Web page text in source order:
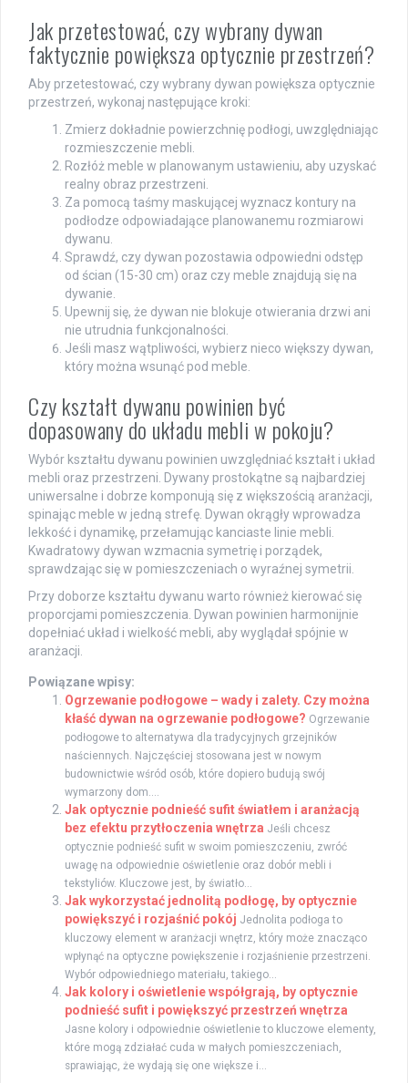
Jak przetestować, czy wybrany dywan
faktycznie powiększa optycznie przestrzeń?
Aby przetestować, czy wybrany dywan powiększa optycznie
przestrzeń, wykonaj następujące kroki:
Zmierz dokładnie powierzchnię podłogi, uwzględniając
rozmieszczenie mebli.
Rozłóż meble w planowanym ustawieniu, aby uzyskać
realny obraz przestrzeni.
Za pomocą taśmy maskującej wyznacz kontury na
podłodze odpowiadające planowanemu rozmiarowi
dywanu.
Sprawdź, czy dywan pozostawia odpowiedni odstęp
od ścian (15-30 cm) oraz czy meble znajdują się na
dywanie.
Upewnij się, że dywan nie blokuje otwierania drzwi ani
nie utrudnia funkcjonalności.
Jeśli masz wątpliwości, wybierz nieco większy dywan,
który można wsunąć pod meble.
Czy kształt dywanu powinien być
dopasowany do układu mebli w pokoju?
Wybór kształtu dywanu powinien uwzględniać kształt i układ
mebli oraz przestrzeni. Dywany prostokątne są najbardziej
uniwersalne i dobrze komponują się z większością aranżacji,
spinając meble w jedną strefę. Dywan okrągły wprowadza
lekkość i dynamikę, przełamując kanciaste linie mebli.
Kwadratowy dywan wzmacnia symetrię i porządek,
sprawdzając się w pomieszczeniach o wyraźnej symetrii.
Przy doborze kształtu dywanu warto również kierować się
proporcjami pomieszczenia. Dywan powinien harmonijnie
dopełniać układ i wielkość mebli, aby wyglądał spójnie w
aranżacji.
Powiązane wpisy:
Ogrzewanie podłogowe – wady i zalety. Czy można
kłaść dywan na ogrzewanie podłogowe? Ogrzewanie
podłogowe to alternatywa dla tradycyjnych grzejników
naściennych. Najczęściej stosowana jest w nowym
budownictwie wśród osób, które dopiero budują swój
wymarzony dom....
Jak optycznie podnieść sufit światłem i aranżacją
bez efektu przytłoczenia wnętrza Jeśli chcesz
optycznie podnieść sufit w swoim pomieszczeniu, zwróć
uwagę na odpowiednie oświetlenie oraz dobór mebli i
tekstyliów. Kluczowe jest, by światło...
Jak wykorzystać jednolitą podłogę, by optycznie
powiększyć i rozjaśnić pokój Jednolita podłoga to
kluczowy element w aranżacji wnętrz, który może znacząco
wpłynąć na optyczne powiększenie i rozjaśnienie przestrzeni.
Wybór odpowiedniego materiału, takiego...
Jak kolory i oświetlenie współgrają, by optycznie
podnieść sufit i powiększyć przestrzeń wnętrza
Jasne kolory i odpowiednie oświetlenie to kluczowe elementy,
które mogą zdziałać cuda w małych pomieszczeniach,
sprawiając, że wydają się one większe i...